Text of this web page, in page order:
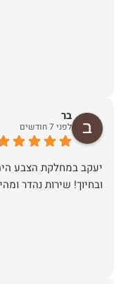
בר
לפני 7 חודשים
יעקב במחלקת הצבע
ובחיוך! שירות נהדר